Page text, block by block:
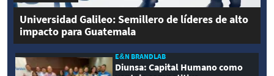
Universidad Galileo: Semillero de líderes de alto
impacto para Guatemala
E&N BRANDLAB
Diunsa: Capital Humano como